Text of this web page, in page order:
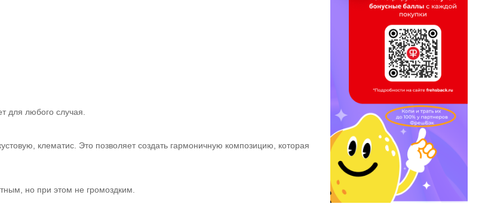
для любого случая.
клематис. Это позволяет создать гармоничную композицию, которая
но при этом не громоздким.